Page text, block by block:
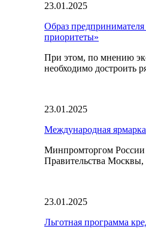
23.01.2025
Образ
приоритеты»
При этом, по мнению
необходимо достроить
23.01.2025
Международная
Минпромторгом России
Правительства
23.01.2025
Льготная программа